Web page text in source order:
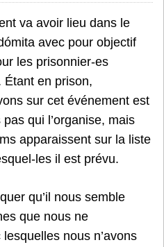
va avoir lieu dans le
avec pour objectif
les prisonnier-es
Étant en prison,
sur cet événement est
qui l’organise, mais
apparaissent sur la liste
les il est prévu.
qu’il nous semble
que nous ne
nous n’avons